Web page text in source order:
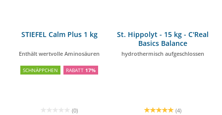
STIEFEL Calm Plus 1 kg
Enthält wertvolle Aminosäuren
SCHNÄPPCHEN RABATT 17%
(0)
St. Hippolyt - 15 kg - C'Real
Basics Balance
hydrothermisch aufgeschlossen
(4)